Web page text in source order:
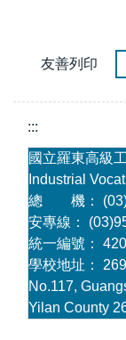
友善列印
:::
國立羅東高級
Industrial
總 機：
安專線：
統一編號：
學校地址：
No.117,
Yilan County